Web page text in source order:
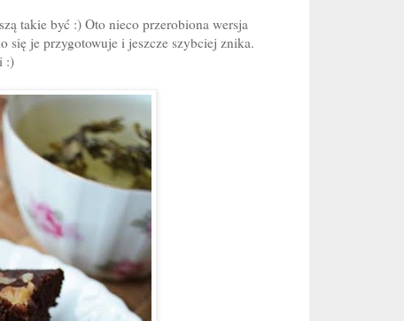
takie być :) Oto nieco przerobiona wersja
się je przygotowuje i jeszcze szybciej znika.
:)